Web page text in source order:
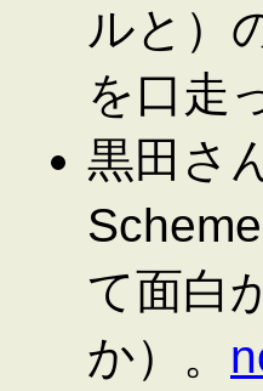
ルと）
を口走
黒田さ
て面白
か）。